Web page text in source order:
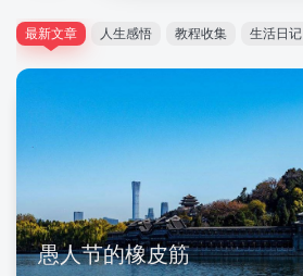
最新文章 人生感悟 教程收集 生活日记
愚人节的橡皮筋